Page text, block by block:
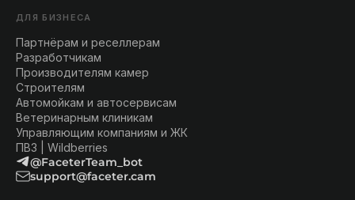
ДЛЯ БИЗНЕСА
Партнёрам и реселлерам
Разработчикам
Производителям камер
Строителям
Автомойкам и автосервисам
Ветеринарным клиникам
Управляющим компаниям и ЖК
ПВЗ | Wildberries
@FaceterTeam_bot
support@faceter.cam